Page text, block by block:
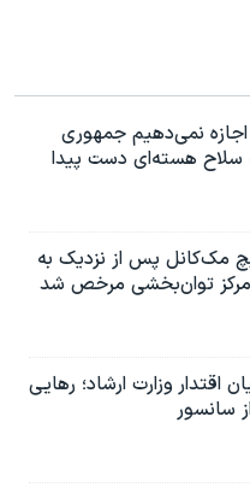
اجازه نمی‌دهیم جمهوری
سلاح هسته‌ای دست پیدا
مک‌کانل پس از نزدیک به
مرکز توان‌بخشی مرخص شد
اقتدار وزارت ارشاد؛ رهایی
سانسور